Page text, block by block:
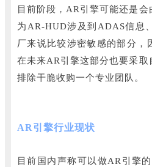
目前阶段，AR引擎可能还是会
为AR-HUD涉及到ADAS信息
厂来说比较涉密敏感的部分，
在未来AR引擎这部分也要采取
排除干脆收购一个专业团队。
AR引擎行业现状
目前国内声称可以做AR引擎